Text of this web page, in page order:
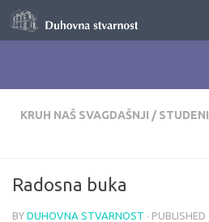
Skip to content
KRUH NAŠ SVAGDAŠNJI /
Radosna buka
BY DUHOVNA STVARNOST · PUBLISHED